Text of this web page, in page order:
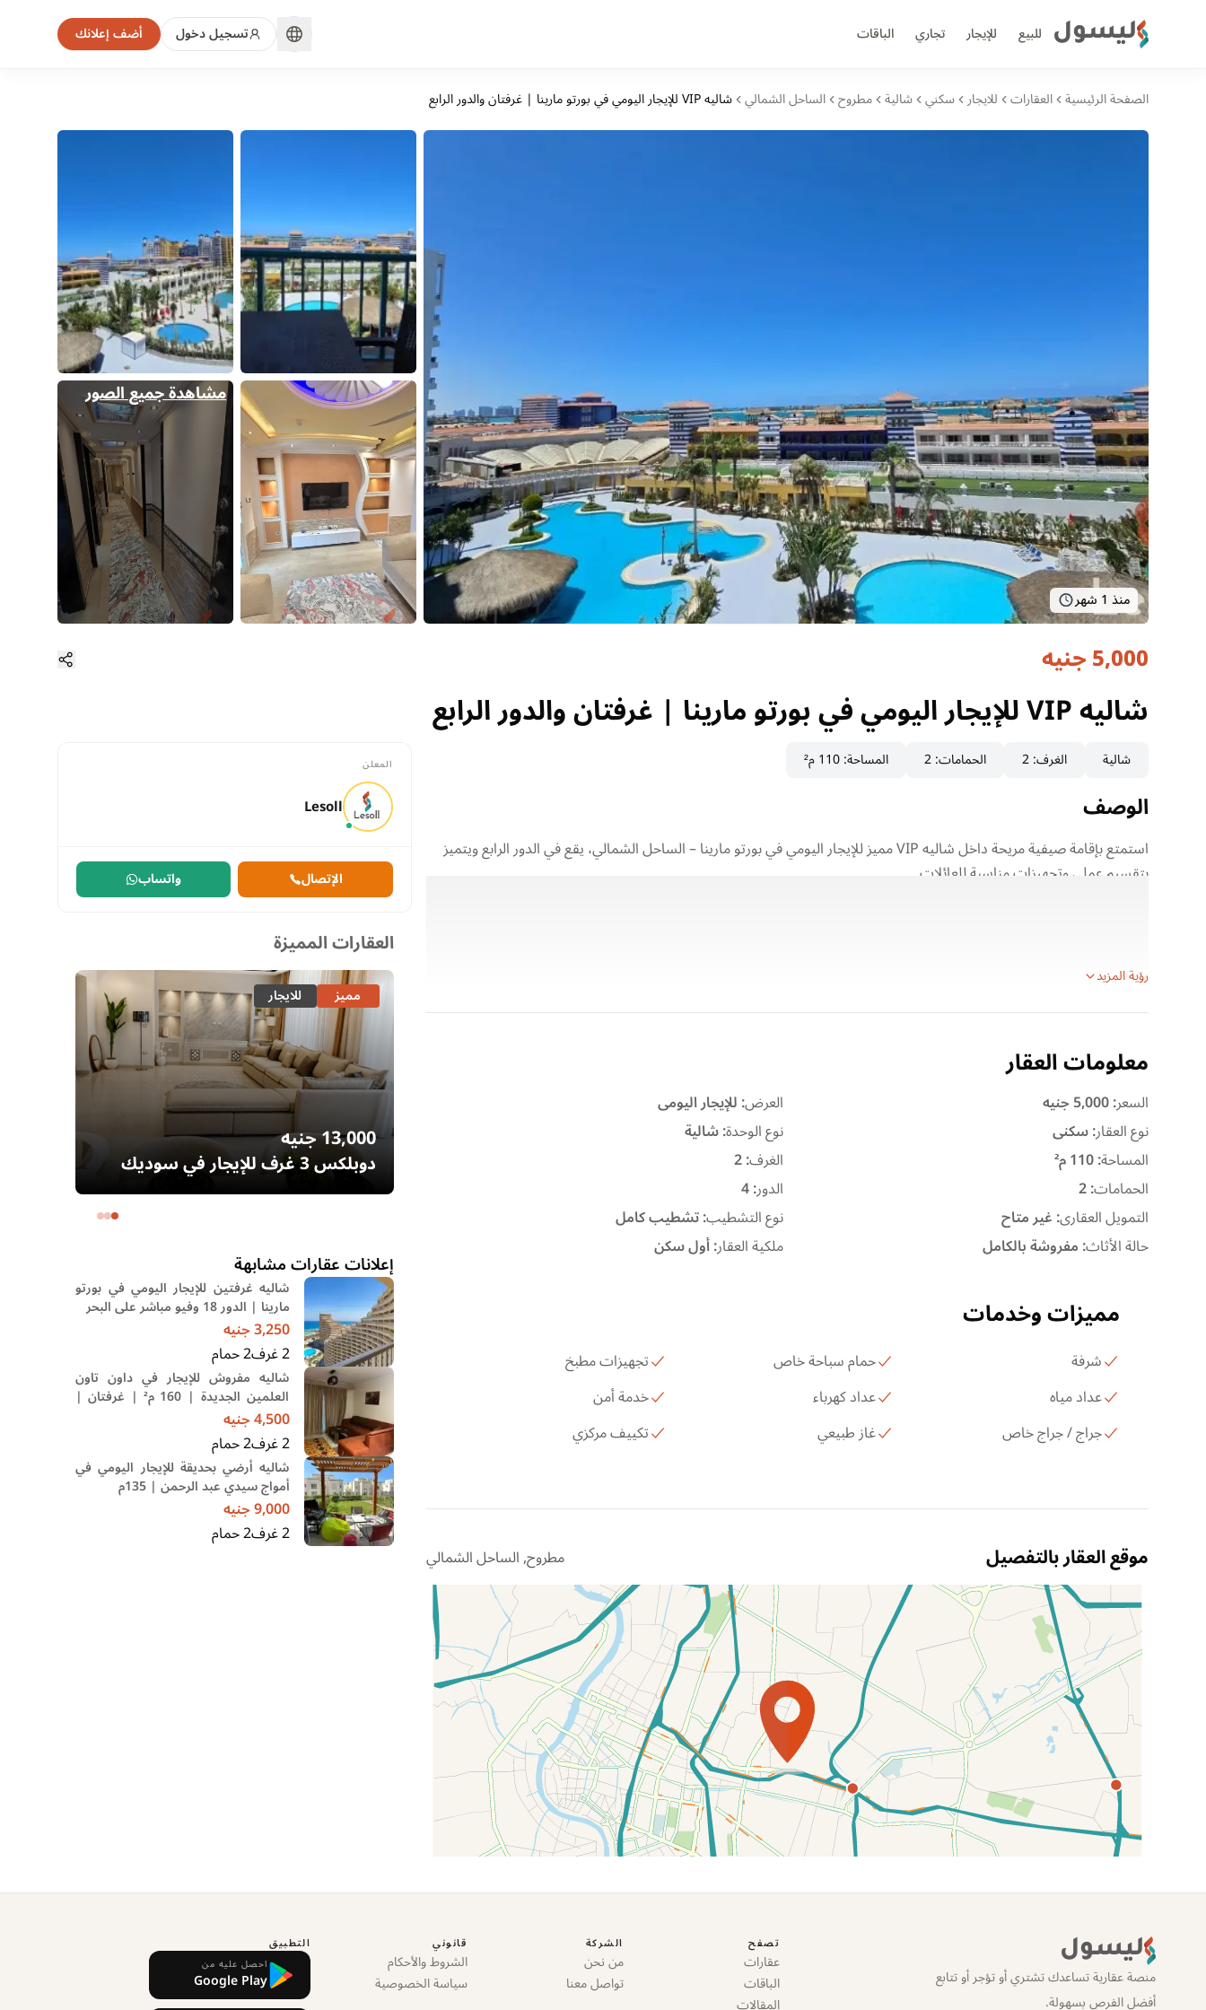
ليسول للبيع للإيجار تجاري الباقات تسجيل دخول أضف إعلانك
الصفحة الرئيسية العقارات للايجار سكني شالية مطروح الساحل الشمالي شاليه VIP للإيجار اليومي في بورتو مارينا | غرفتان والدور الرابع
منذ 1 شهر
مشاهدة جميع الصور
شاليه VIP للإيجار اليومي في بورتو مارينا | غرفتان والدور الرابع
مطروح, الساحل الشمالي
5,000 جنيه
شاليه VIP للإيجار اليومي في بورتو مارينا | غرفتان والدور الرابع
شالية الغرف:
2 الحمامات:
2 المساحة:110 م²
الوصف
استمتع بإقامة صيفية مريحة داخل شاليه VIP مميز للإيجار اليومي في بورتو مارينا – الساحل الشمالي، يقع في الدور الرابع ويتميز
بتقسيم عملي وتجهيزات مناسبة للعائلات.
رؤية المزيد
معلومات العقار
السعر:5,000 جنيه العرض:للإيجار اليومى
نوع العقار:سكنى نوع الوحدة:شالية
المساحة:110 م² الغرف:
2
الحمامات:
2 الدور:
4
التمويل العقارى:غير متاح نوع التشطيب:تشطيب كامل
حالة الأثاث:مفروشة بالكامل ملكية العقار:أول سكن
مميزات وخدمات
شرفة حمام سباحة خاص
تجهيزات مطبخ
عداد مياه
عداد كهرباء
خدمة أمن
جراج / جراج خاص
غاز طبيعي تكييف مركزي
موقع العقار بالتفصيل مطروح, الساحل الشمالي
الموقع عل الخريطة
المعلن
Lesoll
الإتصال واتساب
العقارات المميزة
مميز للايجار
13,000جنيه
دوبلكس 3 غرف للإيجار في سوديك
إيستاون – التجمع الخامس | غرفة ناني
إعلانات عقارات مشابهة
شاليه غرفتين للإيجار اليومي في بورتو
مارينا | الدور 18 وفيو مباشر على البحر
3,250جنيه
2غرف2حمام
شاليه مفروش للإيجار في داون تاون
العلمين الجديدة | 160 م² | غرفتان |
فرش فندقي | حمام سباحة
4,500جنيه
2غرف2حمام
شاليه أرضي بحديقة للإيجار اليومي في
أمواج سيدي عبد الرحمن | 135م
9,000جنيه
2غرف2حمام
ليسول
منصة عقارية تساعدك تشتري أو تؤجر أو تتابع
أفضل الفرص بسهولة.
تصفح
عقارات
الباقات
الشركة
من نحن
تواصل معنا
قانوني
الشروط والأحكام
سياسة الخصوصية
التطبيق
احصل عليه من
Google Play